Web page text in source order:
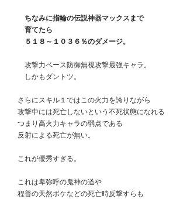
ちなみに指輪の伝説神器マックスまで
育てたら
５１８～１０３６％のダメージ。
攻撃力ベース防御無視攻撃最強キャラ。
しかもダントツ。
さらにスキル１ではこの火力を誇りながら
攻撃中には死亡しないという不死状態になれる
つまり高火力キャラの弱点である
反射による死亡が無い。
これが優秀すぎる。
これは卑弥呼の鬼神の道や
程普の天然ボケなどの死亡時反撃すらも